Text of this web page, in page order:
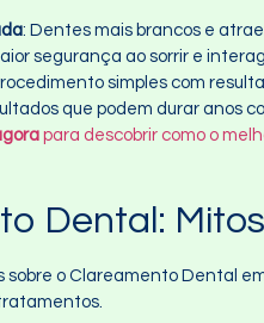
: Dentes mais brancos e
segurança ao sorrir e
simples com
que podem durar anos
para descobrir como o
Dental:
sobre o Clareamento Dental